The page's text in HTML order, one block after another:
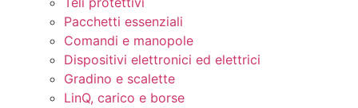
Pacchetti essenziali
Comandi e manopole
Dispositivi elettronici ed elettrici
Gradino e scalette
LinQ, carico e borse